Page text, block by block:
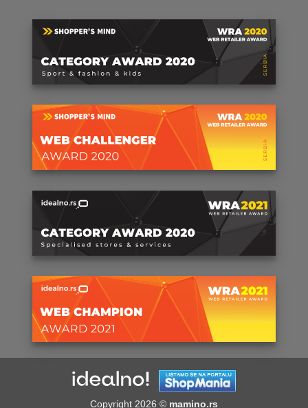
Copyright 2026 © mamino.rs